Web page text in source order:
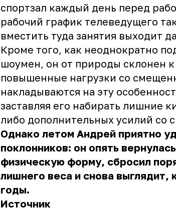
спортзал каждый день перед
рабочий график телеведущего
вместить туда занятия выходит
Кроме того, как неоднократно
шоумен, он от природы склонен к
повышенные нагрузки со
накладываются на эту
заставляя его набирать лишние
либо дополнительных усилий со
Однако летом Андрей приятно
поклонников: он опять
физическую форму, сбросил
лишнего веса и снова выглядит,
годы.
Источник